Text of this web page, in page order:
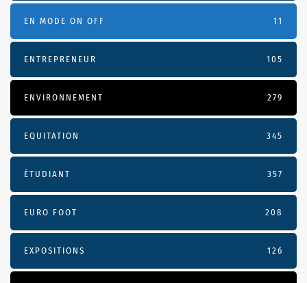
EN MODE ON OFF 11
ENTREPRENEUR 105
ENVIRONNEMENT 279
EQUITATION 345
ÉTUDIANT 357
EURO FOOT 208
EXPOSITIONS 126